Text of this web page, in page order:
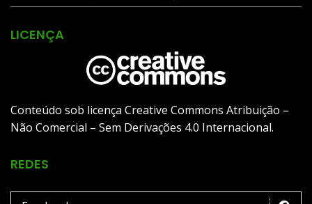
LICENÇA
Conteúdo sob licença Creative Commons Atribuição –
Não Comercial – Sem Derivações 4.0 Internacional.
REDES